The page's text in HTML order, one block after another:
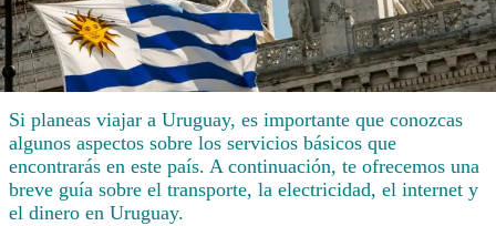
Si planeas viajar a Uruguay, es importante que conozcas
algunos aspectos sobre los servicios básicos que
encontrarás en este país. A continuación, te ofrecemos una
breve guía sobre el transporte, la electricidad, el internet y
el dinero en Uruguay.